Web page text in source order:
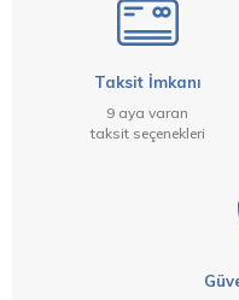
Taksit İmkanı
9 aya varan
taksit seçenekleri